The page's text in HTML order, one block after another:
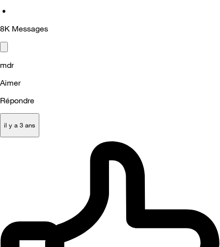
•
8K Messages
mdr
Aimer
Répondre
il y a 3 ans